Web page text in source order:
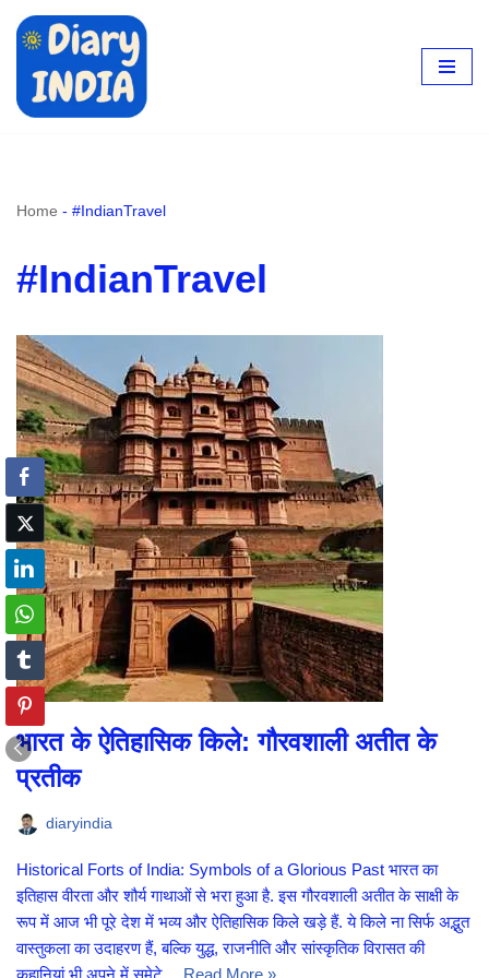
content
Home - #IndianTravel
#IndianTravel
भारत के ऐतिहासिक किले: गौरवशाली अतीत के
प्रतीक
diaryindia
Historical Forts of India: Symbols of a Glorious Past भारत का
इतिहास वीरता और शौर्य गाथाओं से भरा हुआ है. इस गौरवशाली अतीत के साक्षी के
रूप में आज भी पूरे देश में भव्य और ऐतिहासिक किले खड़े हैं. ये किले ना सिर्फ अद्भुत
वास्तुकला का उदाहरण हैं, बल्कि युद्ध, राजनीति और सांस्कृतिक विरासत की
कहानियां भी अपने में समेटे… Read More »